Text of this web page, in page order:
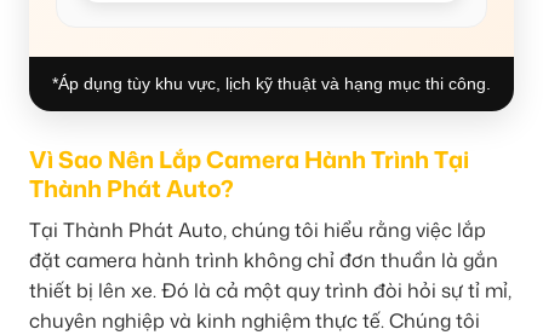
*Áp dụng tùy khu vực, lịch kỹ thuật và hạng mục thi công.
Vì Sao Nên Lắp Camera Hành Trình Tại
Thành Phát Auto?
Tại Thành Phát Auto, chúng tôi hiểu rằng việc lắp
đặt camera hành trình không chỉ đơn thuần là gắn
thiết bị lên xe. Đó là cả một quy trình đòi hỏi sự tỉ mỉ,
chuyên nghiệp và kinh nghiệm thực tế. Chúng tôi